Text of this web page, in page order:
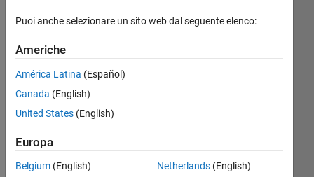
Attivo
Followers:
Following:
Follow
Puoi anche selezionare un sito web dal seguente elenco:
Americhe
América Latina (Español)
Canada (English)
United States (English)
Europa
Belgium (English)
Netherlands(English)